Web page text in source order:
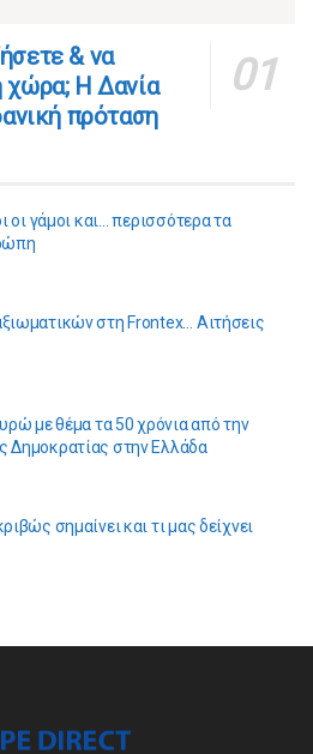
& να
χώρα; Η Δανία
πρόταση
οι γάμοι και… περισσότερα τα
στη Frontex… Αιτήσεις
με θέμα τα 50 χρόνια από την
Δημοκρατίας στην Ελλάδα
σημαίνει και τι μας δείχνει